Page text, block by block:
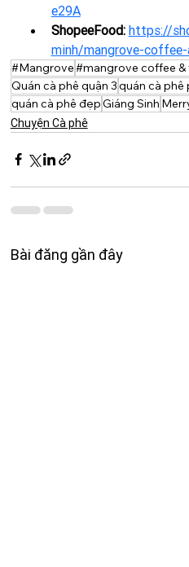
e29A
ShopeeFood: https://
minh/mangrove-
#Mangrove#mangrove coffee &
Quán cà phê quận 3quán cà phê
quán cà phê đẹpGiáng Sinh
Chuyện Cà phê
Bài đăng gần đây